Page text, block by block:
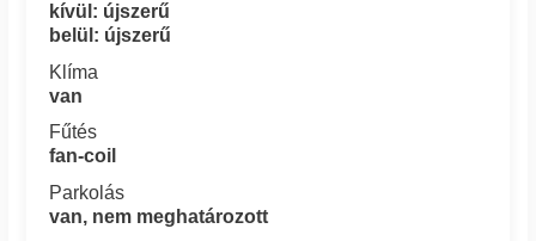
kívül: újszerű
belül: újszerű
Klíma
van
Fűtés
fan-coil
Parkolás
van, nem meghatározott